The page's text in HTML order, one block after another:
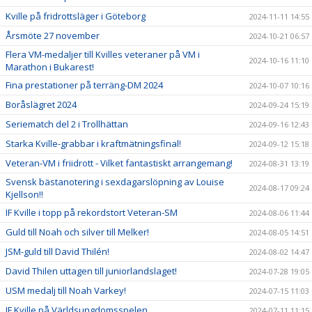
Kville på fridrottsläger i Göteborg 2024-11-11 14:55
Årsmöte 27 november 2024-10-21 06:57
Flera VM-medaljer till Kvilles veteraner på VM i
Marathon i Bukarest!
2024-10-16 11:10
Fina prestationer på terräng-DM 2024 2024-10-07 10:16
Boråslägret 2024 2024-09-24 15:19
Seriematch del 2 i Trollhättan 2024-09-16 12:43
Starka Kville-grabbar i kraftmätningsfinal! 2024-09-12 15:18
Veteran-VM i friidrott - Vilket fantastiskt arrangemang! 2024-08-31 13:19
Svensk bästanotering i sexdagarslöpning av Louise
Kjellson!!
2024-08-17 09:24
IF Kville i topp på rekordstort Veteran-SM 2024-08-06 11:44
Guld till Noah och silver till Melker! 2024-08-05 14:51
JSM-guld till David Thilén! 2024-08-02 14:47
David Thilen uttagen till juniorlandslaget! 2024-07-28 19:05
USM medalj till Noah Varkey! 2024-07-15 11:03